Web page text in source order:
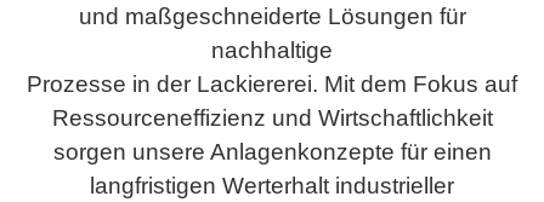
und maßgeschneiderte Lösungen für
nachhaltige
Prozesse in der Lackiererei. Mit dem Fokus auf
Ressourceneffizienz und Wirtschaftlichkeit
sorgen unsere Anlagenkonzepte für einen
langfristigen Werterhalt industrieller